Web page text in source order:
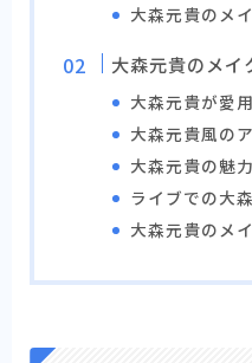
大森元貴のメ
大森元貴のメイ
大森元貴が愛
大森元貴風の
大森元貴の魅
ライブでの大
大森元貴のメ